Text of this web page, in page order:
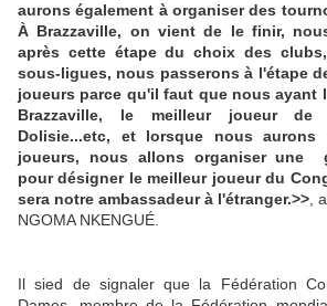
aurons également à organiser des
À Brazzaville, on vient de le finir,
après cette étape du choix des
sous-ligues, nous passerons à l'étape
joueurs parce qu'il faut que nous ayant
Brazzaville, le meilleur joueur
Dolisie...etc, et lorsque nous aurons
joueurs, nous allons organiser une
pour désigner le meilleur joueur du
sera notre ambassadeur à l'étranger.>> ,
NGOMA NKENGUÉ.
Il sied de signaler que la Fédération